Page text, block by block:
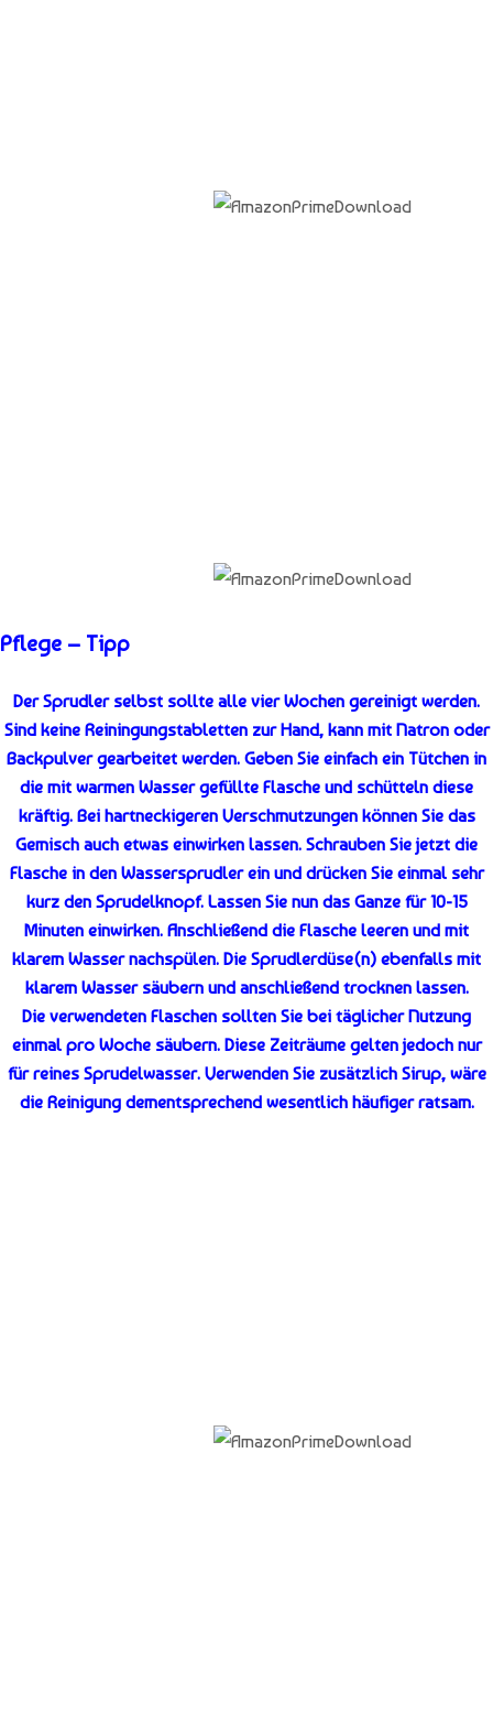
Pflege – Tipp
Der Sprudler selbst sollte alle vier Wochen gereinigt werden.
Sind keine Reiningungstabletten zur Hand, kann mit Natron oder
Backpulver gearbeitet werden. Geben Sie einfach ein Tütchen in
die mit warmen Wasser gefüllte Flasche und schütteln diese
kräftig. Bei hartneckigeren Verschmutzungen können Sie das
Gemisch auch etwas einwirken lassen. Schrauben Sie jetzt die
Flasche in den Wassersprudler ein und drücken Sie einmal sehr
kurz den Sprudelknopf. Lassen Sie nun das Ganze für 10-15
Minuten einwirken. Anschließend die Flasche leeren und mit
klarem Wasser nachspülen. Die Sprudlerdüse(n) ebenfalls mit
klarem Wasser säubern und anschließend trocknen lassen.
Die verwendeten Flaschen sollten Sie bei täglicher Nutzung
einmal pro Woche säubern. Diese Zeiträume gelten jedoch nur
für reines Sprudelwasser. Verwenden Sie zusätzlich Sirup, wäre
die Reinigung dementsprechend wesentlich häufiger ratsam.